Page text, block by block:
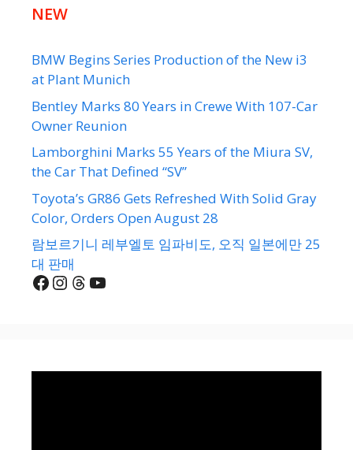
NEW
BMW Begins Series Production of the New i3
at Plant Munich
Bentley Marks 80 Years in Crewe With 107-Car
Owner Reunion
Lamborghini Marks 55 Years of the Miura SV,
the Car That Defined “SV”
Toyota’s GR86 Gets Refreshed With Solid Gray
Color, Orders Open August 28
람보르기니 레부엘토 임파비도, 오직 일본에만 25
대 판매
Facebook
Instagram
Threads
YouTube